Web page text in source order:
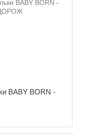
BABY BORN -